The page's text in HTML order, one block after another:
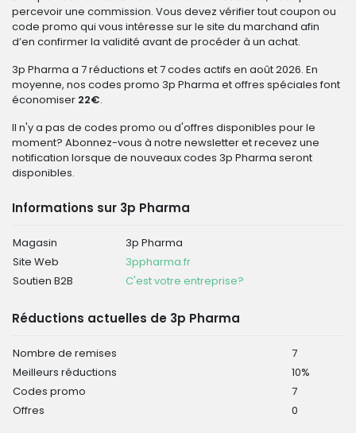
percevoir une commission. Vous devez vérifier tout coupon ou
code promo qui vous intéresse sur le site du marchand afin
d’en confirmer la validité avant de procéder à un achat.
3p Pharma a 7 réductions et 7 codes actifs en août 2026. En
moyenne, nos codes promo 3p Pharma et offres spéciales font
économiser 22€.
Il n'y a pas de codes promo ou d'offres disponibles pour le
moment? Abonnez-vous à notre newsletter et recevez une
notification lorsque de nouveaux codes 3p Pharma seront
disponibles.
Informations sur 3p Pharma
Magasin
3p Pharma
Site Web
3ppharma.fr
Soutien B2B
C'est votre entreprise?
Réductions actuelles de 3p Pharma
Nombre de remises
7
Meilleurs réductions
10%
Codes promo
7
Offres
0